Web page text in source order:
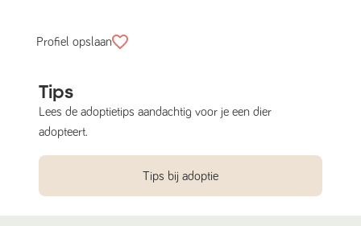
Profiel opslaan
Tips
Lees de adoptietips aandachtig voor je een dier
adopteert.
Tips bij adoptie